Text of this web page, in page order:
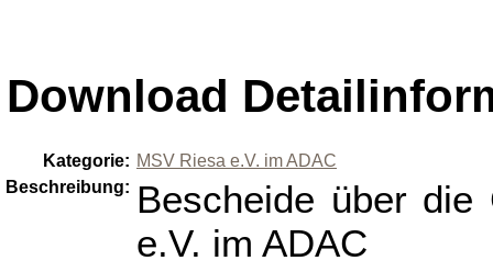
Download
Kategorie: MSV Riesa e.V. im ADAC
Beschreibung: Bescheide über die
e.V. im ADAC